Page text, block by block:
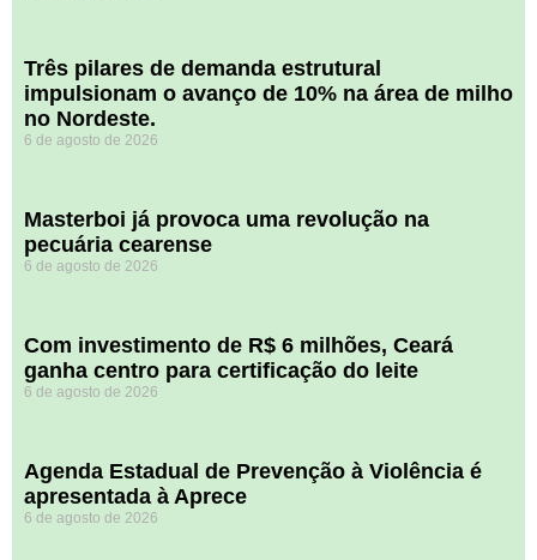
​Três pilares de demanda estrutural
impulsionam o avanço de 10% na área de milho
no Nordeste.
6 de agosto de 2026
Masterboi já provoca uma revolução na
pecuária cearense
6 de agosto de 2026
Com investimento de R$ 6 milhões, Ceará
ganha centro para certificação do leite
6 de agosto de 2026
Agenda Estadual de Prevenção à Violência é
apresentada à Aprece
6 de agosto de 2026